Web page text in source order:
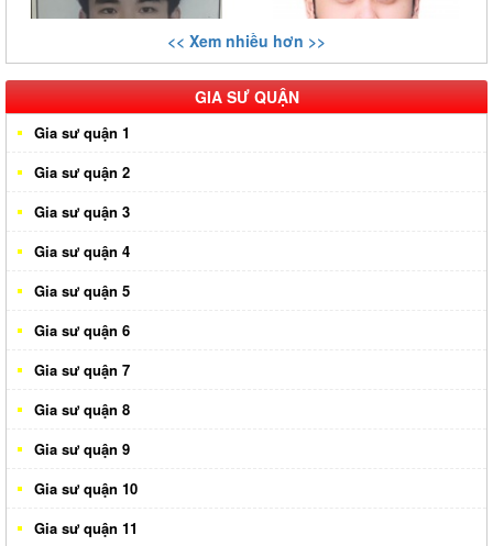
<< Xem nhiều hơn >>
GIA SƯ QUẬN
Gia sư quận 1
Gia sư quận 2
Gia sư quận 3
Gia sư quận 4
Gia sư quận 5
Gia sư quận 6
Gia sư quận 7
Gia sư quận 8
Gia sư quận 9
Gia sư quận 10
Gia sư quận 11